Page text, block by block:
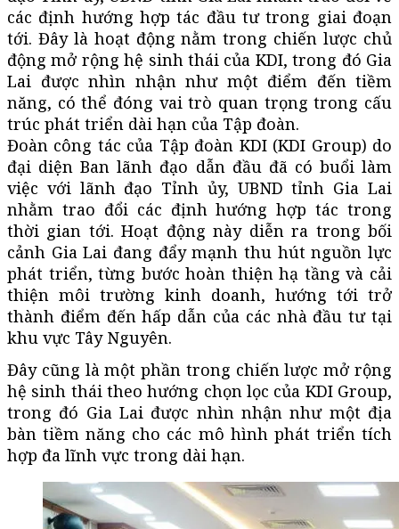
các định hướng hợp tác đầu tư trong giai đoạn
tới. Đây là hoạt động nằm trong chiến lược chủ
động mở rộng hệ sinh thái của KDI, trong đó Gia
Lai được nhìn nhận như một điểm đến tiềm
năng, có thể đóng vai trò quan trọng trong cấu
trúc phát triển dài hạn của Tập đoàn.
Đoàn công tác của Tập đoàn KDI (KDI Group) do
đại diện Ban lãnh đạo dẫn đầu đã có buổi làm
việc với lãnh đạo Tỉnh ủy, UBND tỉnh Gia Lai
nhằm trao đổi các định hướng hợp tác trong
thời gian tới. Hoạt động này diễn ra trong bối
cảnh Gia Lai đang đẩy mạnh thu hút nguồn lực
phát triển, từng bước hoàn thiện hạ tầng và cải
thiện môi trường kinh doanh, hướng tới trở
thành điểm đến hấp dẫn của các nhà đầu tư tại
khu vực Tây Nguyên.
Đây cũng là một phần trong chiến lược mở rộng
hệ sinh thái theo hướng chọn lọc của KDI Group,
trong đó Gia Lai được nhìn nhận như một địa
bàn tiềm năng cho các mô hình phát triển tích
hợp đa lĩnh vực trong dài hạn.